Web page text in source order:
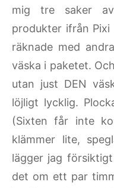
mig tre saker av
produkter ifrån Pixi
räknade med
väska i paketet.
utan just DEN
löjligt lycklig.
(Sixten får inte
klämmer lite,
lägger jag
det om ett par